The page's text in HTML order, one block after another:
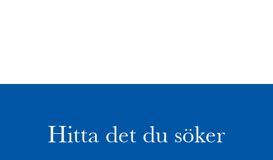
Hitta det du söker